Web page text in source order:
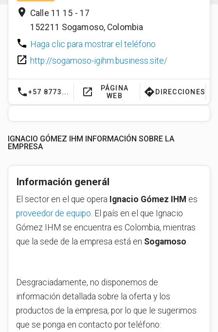
place Calle 11 15 - 17
152211 Sogamoso, Colombia
phone Haga clic para mostrar el teléfono
launch http://sogamoso-igihm.business.site/
phone+57 8773... launch
PÁGINA
WEB
directions DIRECCIONES
IGNACIO GÓMEZ IHM INFORMACIÓN SOBRE LA
EMPRESA
Información generál
El sector en el que opera Ignacio Gómez IHM es
proveedor de equipo . El país en el que Ignacio
Gómez IHM se encuentra es Colombia, mientras
que la sede de la empresa está en Sogamoso
Desgraciadamente, no disponemos de
información detallada sobre la oferta y los
productos de la empresa, por lo que le sugerimos
que se ponga en contacto por teléfono: